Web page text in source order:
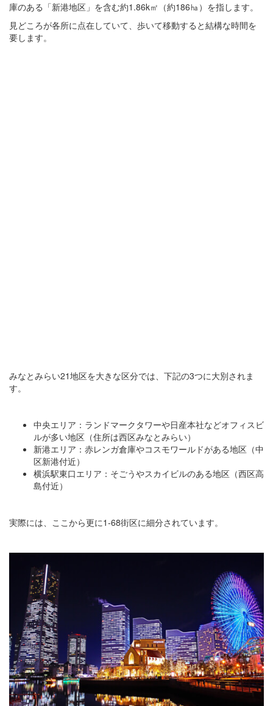
庫のある「新港地区」を含む約1.86k㎡（約186㏊）を指します。
見どころが各所に点在していて、歩いて移動すると結構な時間を
要します。
みなとみらい21地区を大きな区分では、下記の3つに大別されま
す。
中央エリア：ランドマークタワーや日産本社などオフィスビ
ルが多い地区（住所は西区みなとみらい）
新港エリア：赤レンガ倉庫やコスモワールドがある地区（中
区新港付近）
横浜駅東口エリア：そごうやスカイビルのある地区（西区高
島付近）
実際には、ここから更に1-68街区に細分されています。